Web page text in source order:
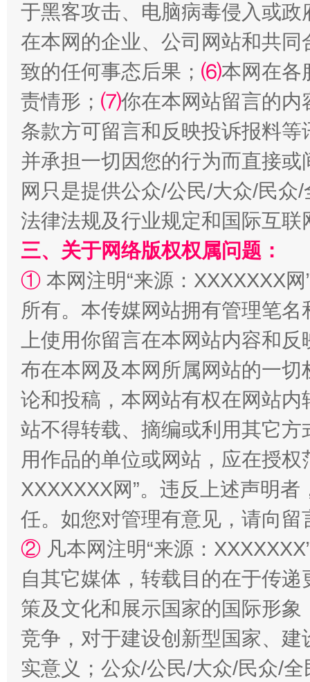
扯下公款旅游的“隐身衣” 如何以
于黑客攻击、电脑病毒侵入或
在本网的企业、公司网站和共
致的任何事态后果； ⑹本网在各
责情形； ⑺你在本网站留言的内
条款方可留言和反映投诉报料
并承担一切因您的行为而直接
网只是提供公众/公民/大众/民
法律法规及行业规定和国际互
三、关于网络版权权属问题：
① 本网注明“来源：XXXXXXX
所有。本传媒网站拥有管理笔
上使用你留言在本网站内容和
布在本网及本网所属网站的一
论和投稿，本网站有权在网站
站不得转载、摘编或利用其它
用作品的单位或网站，应在授
XXXXXXX网”。违反上述声明
任。如您对管理有意见，请向
② 凡本网注明“来源：
自其它媒体，转载目的在于传
策及文化和展示国家的国际形
竞争，对于建设创新型国家、
实意义；公众/公民/大众/民众/